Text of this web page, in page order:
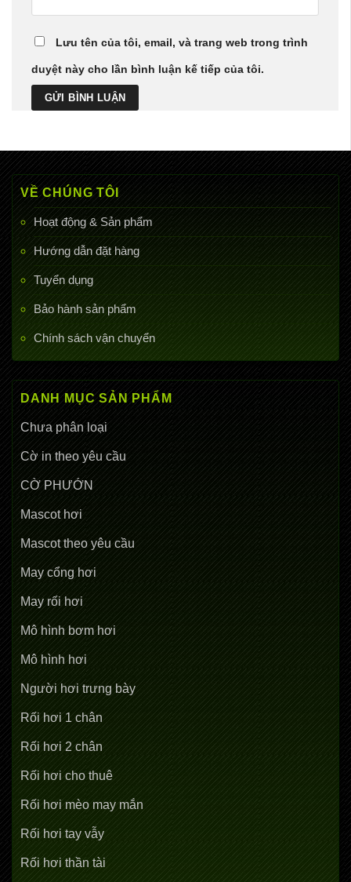
VỀ CHÚNG TÔI
Hoạt động & Sản phẩm
Hướng dẫn đặt hàng
Tuyển dụng
Bảo hành sản phẩm
Chính sách vận chuyển
DANH MỤC SẢN PHẨM
Chưa phân loại
Cờ in theo yêu cầu
CỜ PHƯỚN
Mascot hơi
Mascot theo yêu cầu
May cổng hơi
May rối hơi
Mô hình bơm hơi
Mô hình hơi
Người hơi trưng bày
Rối hơi 1 chân
Rối hơi 2 chân
Rối hơi cho thuê
Rối hơi mèo may mắn
Rối hơi tay vẫy
Rối hơi thần tài
Lưu tên của tôi, email, và trang web trong trình
duyệt này cho lần bình luận kế tiếp của tôi.